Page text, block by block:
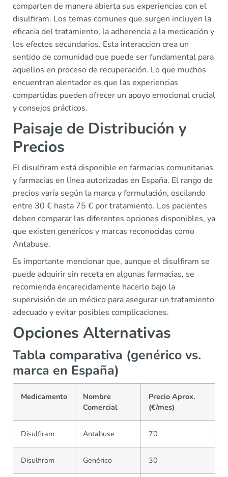
comparten de manera abierta sus experiencias con el
disulfiram. Los temas comunes que surgen incluyen la
eficacia del tratamiento, la adherencia a la medicación y
los efectos secundarios. Esta interacción crea un
sentido de comunidad que puede ser fundamental para
aquellos en proceso de recuperación. Lo que muchos
encuentran alentador es que las experiencias
compartidas pueden ofrecer un apoyo emocional crucial
y consejos prácticos.
Paisaje de Distribución y
Precios
El disulfiram está disponible en farmacias comunitarias
y farmacias en línea autorizadas en España. El rango de
precios varía según la marca y formulación, oscilando
entre 30 € hasta 75 € por tratamiento. Los pacientes
deben comparar las diferentes opciones disponibles, ya
que existen genéricos y marcas reconocidas como
Antabuse.
Es importante mencionar que, aunque el disulfiram se
puede adquirir sin receta en algunas farmacias, se
recomienda encarecidamente hacerlo bajo la
supervisión de un médico para asegurar un tratamiento
adecuado y evitar posibles complicaciones.
Opciones Alternativas
Tabla comparativa (genérico vs.
marca en España)
Medicamento
Nombre
Comercial
Precio Aprox.
(€/mes)
Disulfiram Antabuse 70
Disulfiram Genérico 30